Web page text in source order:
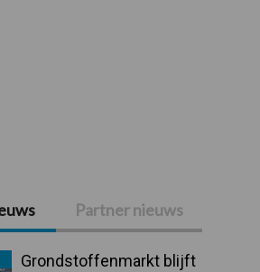
Partner nieuws
Grondstoffenmarkt blijft